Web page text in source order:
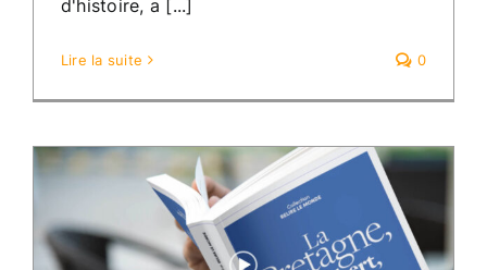
d'histoire, a [...]
Lire la suite 0